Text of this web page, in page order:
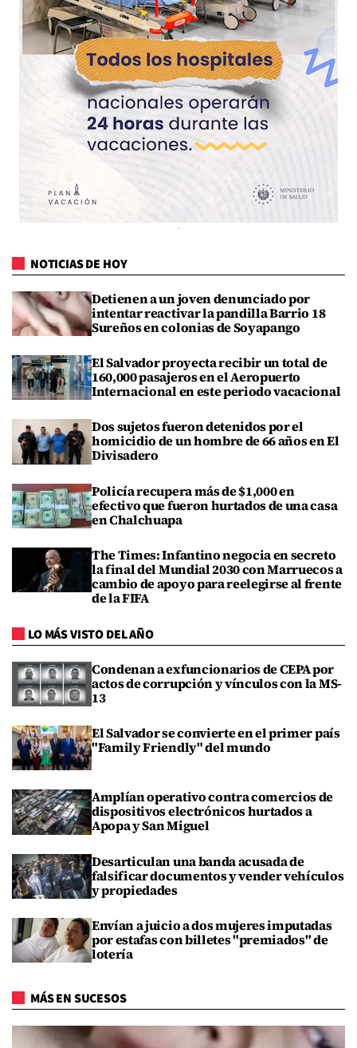
NOTICIAS DE HOY
Detienen a un joven denunciado por
intentar reactivar la pandilla Barrio 18
Sureños en colonias de Soyapango
El Salvador proyecta recibir un total de
160,000 pasajeros en el Aeropuerto
Internacional en este periodo vacacional
Dos sujetos fueron detenidos por el
homicidio de un hombre de 66 años en El
Divisadero
Policía recupera más de $1,000 en
efectivo que fueron hurtados de una casa
en Chalchuapa
The Times: Infantino negocia en secreto
la final del Mundial 2030 con Marruecos a
cambio de apoyo para reelegirse al frente
de la FIFA
LO MÁS VISTO DEL AÑO
Condenan a exfuncionarios de CEPA por
actos de corrupción y vínculos con la MS-
13
El Salvador se convierte en el primer país
"Family Friendly" del mundo
Amplían operativo contra comercios de
dispositivos electrónicos hurtados a
Apopa y San Miguel
Desarticulan una banda acusada de
falsificar documentos y vender vehículos
y propiedades
Envían a juicio a dos mujeres imputadas
por estafas con billetes "premiados" de
lotería
MÁS EN SUCESOS